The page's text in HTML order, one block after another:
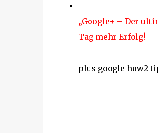
„Google+ – Der
Tag mehr Erfolg!
plus google how2